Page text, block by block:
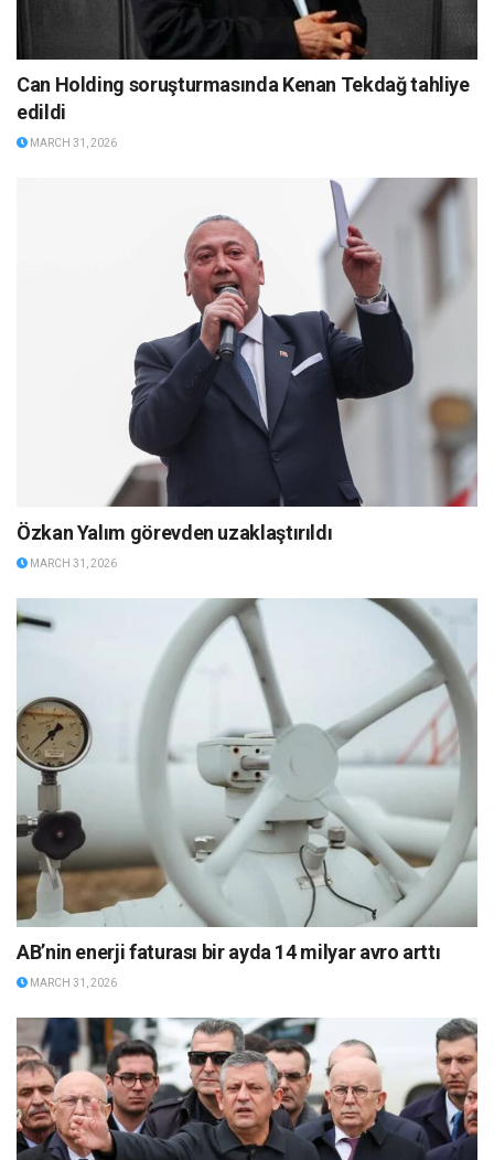
Can Holding soruşturmasında Kenan Tekdağ tahliye
edildi
MARCH 31, 2026
Özkan Yalım görevden uzaklaştırıldı
MARCH 31, 2026
AB’nin enerji faturası bir ayda 14 milyar avro arttı
MARCH 31, 2026